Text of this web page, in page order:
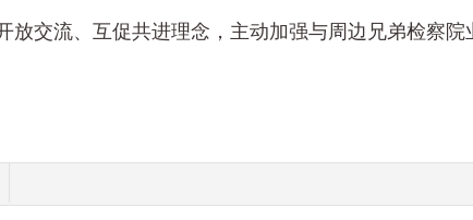
交流、互促共进理念，主动加强与周边兄弟检察